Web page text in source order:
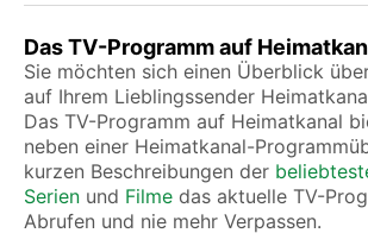
Das TV-Programm auf
Sie möchten sich einen Überblick
auf Ihrem Lieblingssender
Das TV-Programm auf Heimatkanal
neben einer Heimatkanal-
kurzen Beschreibungen der
Serien und Filme das aktuelle TV-
Abrufen und nie mehr Verpassen.